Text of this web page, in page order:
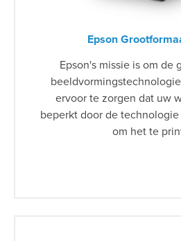
Epson
Epson's missie is om de
ervoor te zorgen dat uw
beperkt door de
om het te